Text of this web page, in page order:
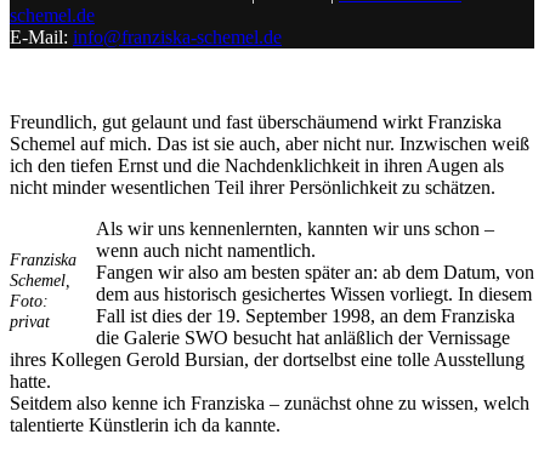
Uli Rothfuss
Harald Schwiers
schemel.de
E-Mail: info@franziska-schemel.de
Freundlich, gut gelaunt und fast überschäumend wirkt Franziska
Schemel auf mich. Das ist sie auch, aber nicht nur. Inzwischen weiß
ich den tiefen Ernst und die Nachdenklichkeit in ihren Augen als
nicht minder wesentlichen Teil ihrer Persönlichkeit zu schätzen.
Franziska
Schemel,
Foto:
privat
Als wir uns kennenlernten, kannten wir uns schon –
wenn auch nicht namentlich.
Fangen wir also am besten später an: ab dem Datum, von
dem aus historisch gesichertes Wissen vorliegt. In diesem
Fall ist dies der 19. September 1998, an dem Franziska
die Galerie SWO besucht hat anläßlich der Vernissage
ihres Kollegen Gerold Bursian, der dortselbst eine tolle Ausstellung
hatte.
Seitdem also kenne ich Franziska – zunächst ohne zu wissen, welch
talentierte Künstlerin ich da kannte.